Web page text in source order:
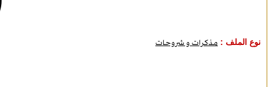
نوع الملف : مذكرات و شروحات